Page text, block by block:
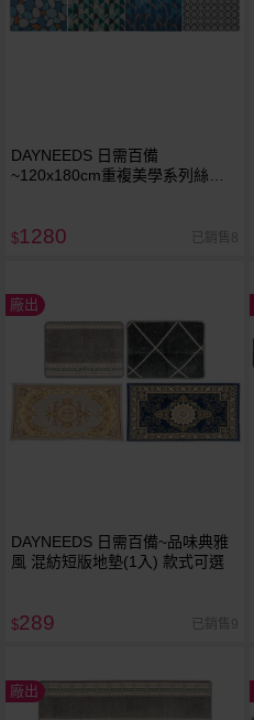
DAYNEEDS 日需百備
~120x180cm重複美學系列絲圈
$1280 已銷售8
廠出
DAYNEEDS 日需百備~品味典雅
風 混紡短版地墊(1入) 款式可選
$289 已銷售9
廠出